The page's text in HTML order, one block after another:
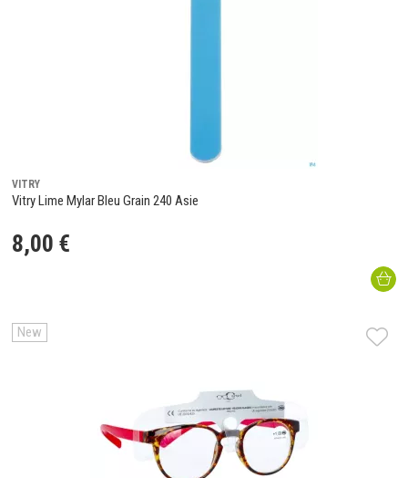
VITRY
Vitry Lime Mylar Bleu Grain 240 Asie
8,00 €
New